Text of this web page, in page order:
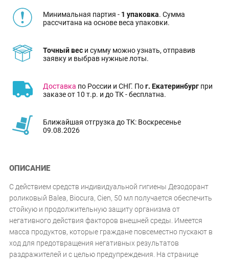
Минимальная партия - 1 упаковка. Сумма
рассчитана на основе веса упаковки.
Точный вес и сумму можно узнать, отправив
заявку и выбрав нужные лоты.
Доставка по России и СНГ. Пог. Екатеринбург при
заказе от 10 т.р. и до ТК - бесплатна.
Ближайшая отгрузка до ТК: Воскресенье
09.08.2026
ОПИСАНИЕ
С действием средств индивидуальной гигиены Дезодорант
роликовый Balea, Biocura, Cien, 50 мл получается обеспечить
стойкую и продолжительную защиту организма от
негативного действия факторов внешней среды. Имеется
масса продуктов, которые граждане повсеместно пускают в
ход для предотвращения негативных результатов
раздражителей и с целью предупреждения. На странице